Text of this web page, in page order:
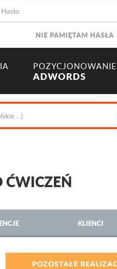
NIE PAMIĘTAM HASŁA
POZYCJONOWANIE
ADWORDS
ĆWICZEŃ
KLIENCI
POZOSTAŁE